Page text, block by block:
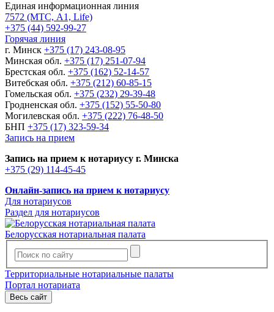
Единая информационная линия
7572 (МТС, A1, Life)
+375 (44) 592-99-27
Горячая линия
г. Минск +375 (17) 243-08-95
Минская обл. +375 (17) 251-07-94
Брестская обл. +375 (162) 52-14-57
Витебская обл. +375 (212) 60-85-15
Гомельская обл. +375 (232) 29-39-48
Гродненская обл. +375 (152) 55-50-80
Могилевская обл. +375 (222) 76-48-50
БНП +375 (17) 323-59-34
Запись на прием
Запись на прием к нотариусу г. Минска
+375 (29) 114-45-45
Онлайн-запись на прием к нотариусу
Для нотариусов
Раздел для нотариусов
Белорусская нотариальная палата
Территориальные нотариальные палаты
Портал нотариата
Весь сайт